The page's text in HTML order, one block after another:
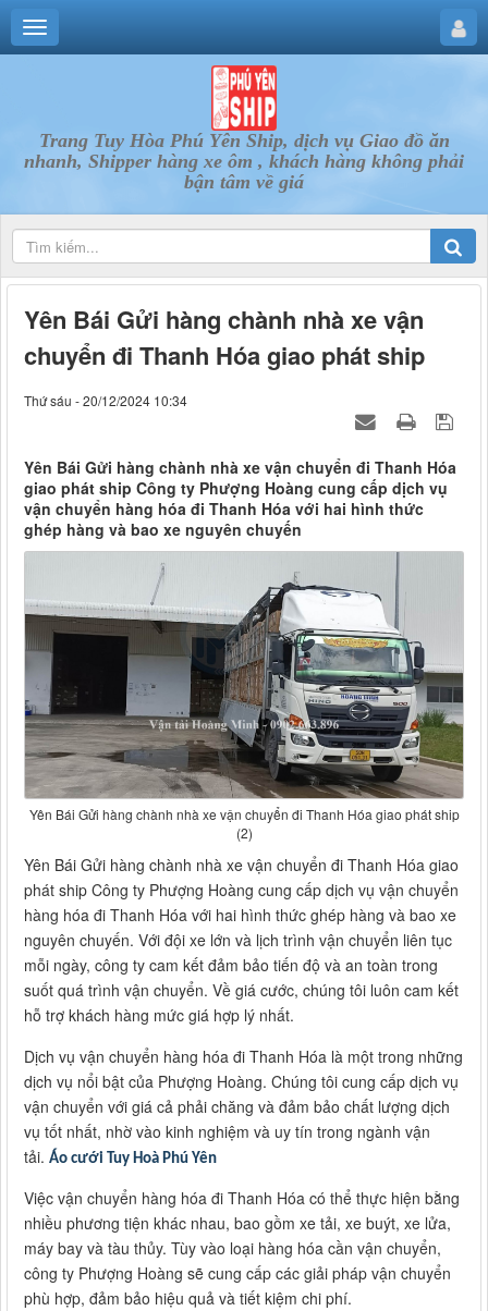
Trang Tuy Hòa Phú Yên Ship, dịch vụ Giao đồ ăn
nhanh, Shipper hàng xe ôm , khách hàng không phải
bận tâm về giá
Yên Bái Gửi hàng chành nhà xe vận
chuyển đi Thanh Hóa giao phát ship
Thứ sáu - 20/12/2024 10:34
Yên Bái Gửi hàng chành nhà xe vận chuyển đi Thanh Hóa
giao phát ship Công ty Phượng Hoàng cung cấp dịch vụ
vận chuyển hàng hóa đi Thanh Hóa với hai hình thức
ghép hàng và bao xe nguyên chuyến
Yên Bái Gửi hàng chành nhà xe vận chuyển đi Thanh Hóa giao phát ship
(2)
Yên Bái Gửi hàng chành nhà xe vận chuyển đi Thanh Hóa giao
phát ship Công ty Phượng Hoàng cung cấp dịch vụ vận chuyển
hàng hóa đi Thanh Hóa với hai hình thức ghép hàng và bao xe
nguyên chuyến. Với đội xe lớn và lịch trình vận chuyển liên tục
mỗi ngày, công ty cam kết đảm bảo tiến độ và an toàn trong
suốt quá trình vận chuyển. Về giá cước, chúng tôi luôn cam kết
hỗ trợ khách hàng mức giá hợp lý nhất.
Dịch vụ vận chuyển hàng hóa đi Thanh Hóa là một trong những
dịch vụ nổi bật của Phượng Hoàng. Chúng tôi cung cấp dịch vụ
vận chuyển với giá cả phải chăng và đảm bảo chất lượng dịch
vụ tốt nhất, nhờ vào kinh nghiệm và uy tín trong ngành vận
tải. Áo cưới Tuy Hoà Phú Yên
Việc vận chuyển hàng hóa đi Thanh Hóa có thể thực hiện bằng
nhiều phương tiện khác nhau, bao gồm xe tải, xe buýt, xe lửa,
máy bay và tàu thủy. Tùy vào loại hàng hóa cần vận chuyển,
công ty Phượng Hoàng sẽ cung cấp các giải pháp vận chuyển
phù hợp, đảm bảo hiệu quả và tiết kiệm chi phí.